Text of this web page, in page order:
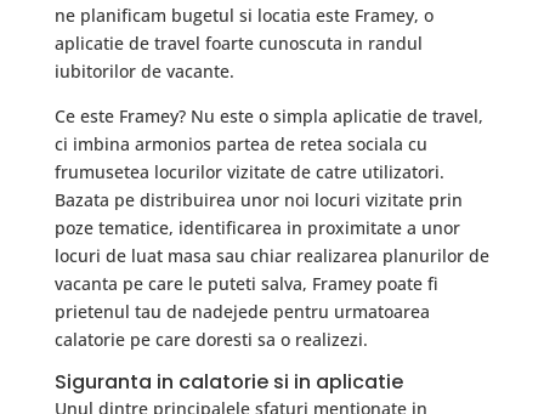
ne planificam bugetul si locatia este Framey, o
aplicatie de travel foarte cunoscuta in randul
iubitorilor de vacante.
Ce este Framey? Nu este o simpla aplicatie de travel,
ci imbina armonios partea de retea sociala cu
frumusetea locurilor vizitate de catre utilizatori.
Bazata pe distribuirea unor noi locuri vizitate prin
poze tematice, identificarea in proximitate a unor
locuri de luat masa sau chiar realizarea planurilor de
vacanta pe care le puteti salva, Framey poate fi
prietenul tau de nadejede pentru urmatoarea
calatorie pe care doresti sa o realizezi.
Siguranta in calatorie si in aplicatie
Unul dintre principalele sfaturi mentionate in